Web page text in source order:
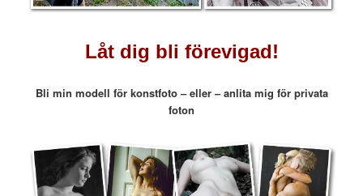
Låt dig bli förevigad!
Bli min modell för konstfoto – eller – anlita mig för privata
foton